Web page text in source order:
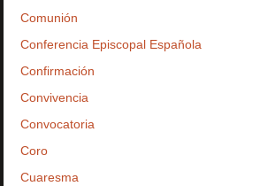
Comunión
Conferencia Episcopal Española
Confirmación
Convivencia
Convocatoria
Coro
Cuaresma